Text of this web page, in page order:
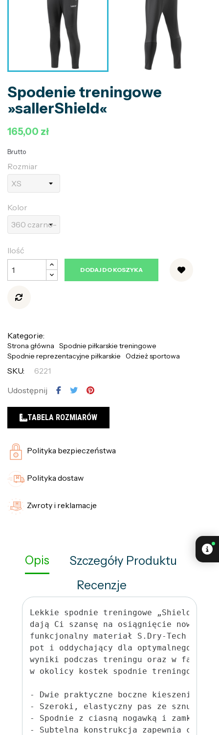
Spodenie treningowe
»sallerShield«
165,00 zł
Brutto
Rozmiar
Kolor
Ilość
DODAJ DO KOSZYKA
Kategorie:
Strona główna
Spodnie piłkarskie treningowe
Spodnie reprezentacyjne piłkarskie
Odzież sportowa
SKU:
6221
Udostępnij
TABELA ROZMIARÓW
Polityka bezpieczeństwa
Polityka dostaw
Zwroty i reklamacje
Opis
Szczegóły Produktu
Recenzje
Lekkie spodnie treningowe „Shield”
dają Ci szansę na osiągnięcie nowych
funkcjonalny materiał S.Dry-Tech jest
pot i oddychający dla optymalnego
wyniki podczas treningu oraz w fazie
w okolicy kostek spodnie treningowe
- Dwie praktyczne boczne kieszenie na
- Szeroki, elastyczny pas ze sznurkiem
- Spodnie z ciasną nogawką i zamkiem
- Subtelna konstrukcja zapewnia